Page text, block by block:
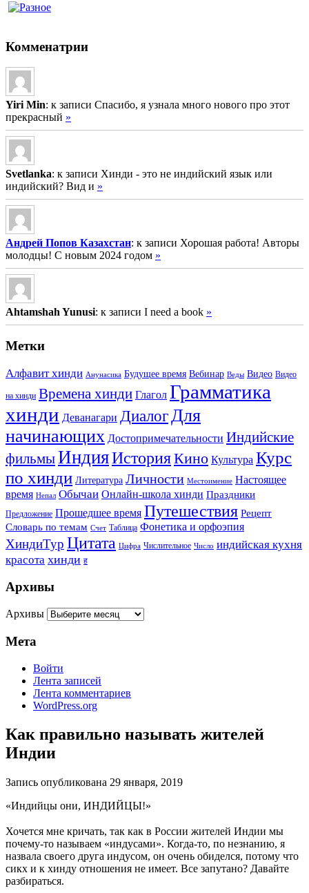
Комменатрии
Yiri Min: к записи Спасибо, я узнала много нового про этот
прекрасный »
Svetlanka: к записи Хинди - это не индийский язык или
индийский? Вид и »
Андрей Попов Казахстан: к записи Хорошая работа! Авторы
молодцы! С новым 2024 годом »
Ahtamshah Yunusi: к записи I need a book »
Метки
Алфавит хинди Анунасика Будущее время Вебинар Веды Видео Видео
на хинди Времена хинди Глагол Грамматика
хинди Деванагари Диалог Для
начинающих Достопримечательности Индийские
фильмыИндияИсторияКино Культура Курс
по хинди Литература Личности Местоимение Настоящее
время Непал Обычаи Онлайн-школа хинди Праздники
Предложение Прошедшее время Путешествия Рецепт
Словарь по темам Счет Таблица Фонетика и орфоэпия
ХиндиТур Цитата Цифра Числительное Число индийская кухня
красота хинди ह
Архивы
Архивы
Мета
Войти
Лента записей
Лента комментариев
WordPress.org
Как правильно называть жителей
Индии
Запись опубликована 29 января, 2019
«Индийцы они, ИНДИЙЦЫ!»
Хочется мне кричать, так как в России жителей Индии мы
почему-то называем «индусами». Когда-то, по незнанию, я
назвала своего друга индусом, он очень обиделся, потому что
сикх и к хинду отношения не имеет. Все запутано? Давайте
разбираться.